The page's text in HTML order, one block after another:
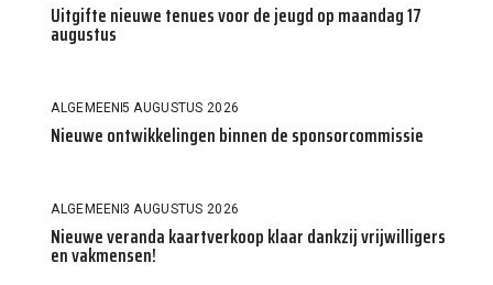
Uitgifte nieuwe tenues voor de jeugd op maandag 17
augustus
ALGEMEEN 5 AUGUSTUS 2026
Nieuwe ontwikkelingen binnen de sponsorcommissie
ALGEMEEN 3 AUGUSTUS 2026
Nieuwe veranda kaartverkoop klaar dankzij vrijwilligers
en vakmensen!